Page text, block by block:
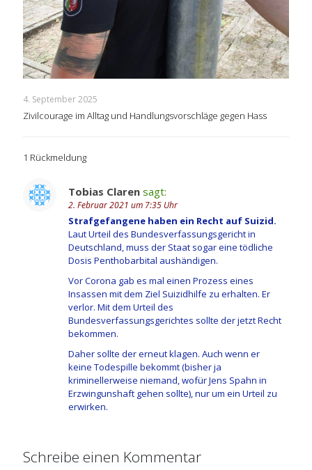
4. September 2025
Zivilcourage im Alltag und Handlungsvorschläge gegen Hass
1 Rückmeldung
Tobias Claren sagt:
2. Februar 2021 um 7:35 Uhr
Strafgefangene haben ein Recht auf Suizid.
Laut Urteil des Bundesverfassungsgericht in
Deutschland, muss der Staat sogar eine tödliche
Dosis Penthobarbital aushändigen.
Vor Corona gab es mal einen Prozess eines
Insassen mit dem Ziel Suizidhilfe zu erhalten. Er
verlor. Mit dem Urteil des
Bundesverfassungsgerichtes sollte der jetzt Recht
bekommen.
Daher sollte der erneut klagen. Auch wenn er
keine Todespille bekommt (bisher ja
kriminellerweise niemand, wofür Jens Spahn in
Erzwingunshaft gehen sollte), nur um ein Urteil zu
erwirken.
Schreibe einen Kommentar